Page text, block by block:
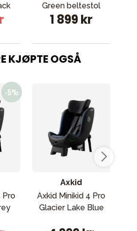
Green beltestol
1 899 kr
KJØPTE OGSÅ
Pro
Axkid
Axkid Minikid 4 Pro
Glacier Lake Blue